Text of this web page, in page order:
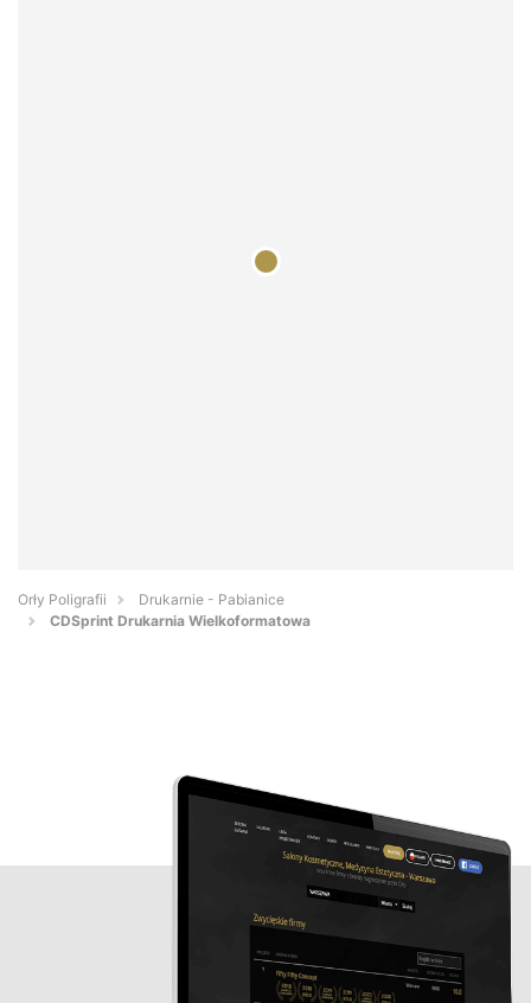
Orły Poligrafii
Drukarnie - Pabianice
CDSprint Drukarnia Wielkoformatowa